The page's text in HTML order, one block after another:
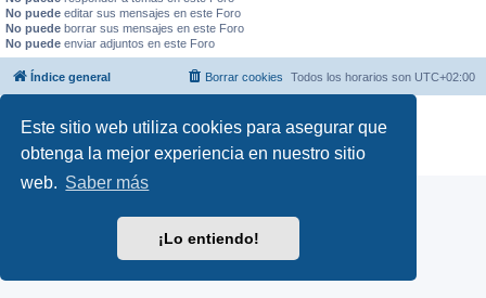
Este sitio web utiliza cookies para asegurar que
obtenga la mejor experiencia en nuestro sitio
web. Saber más
¡Lo entiendo!
No puede editar sus mensajes en este Foro
No puede borrar sus mensajes en este Foro
No puede enviar adjuntos en este Foro
Índice general Todos los horarios son UTC+02:00
Borrar cookies
Traducción al español porphpBB España
Privacidad | Condiciones